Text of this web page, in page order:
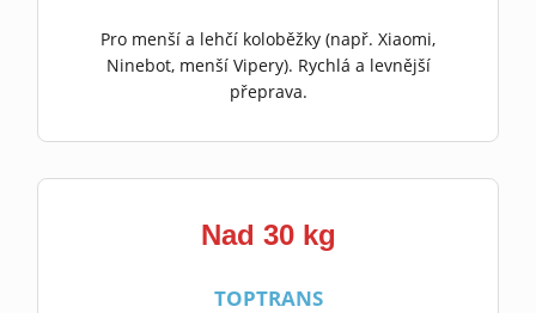
Pro menší a lehčí koloběžky (např. Xiaomi,
Ninebot, menší Vipery). Rychlá a levnější
přeprava.
Nad 30 kg
TOPTRANS